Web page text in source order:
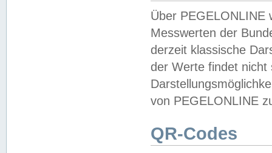
Über PEGELONLINE
Messwerten der
derzeit klassische
der Werte findet
von PEGELONLINE
QR-Codes